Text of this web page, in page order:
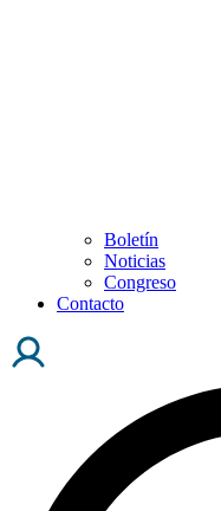
Boletín
Noticias
Congreso
Contacto